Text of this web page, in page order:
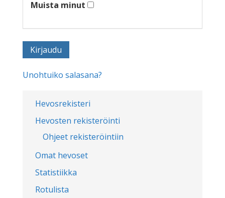
Hevosrekisteri
Hevosten rekisteröinti
Ohjeet rekisteröintiin
Omat hevoset
Statistiikka
Rotulista
Muista minut
Unohtuiko salasana?